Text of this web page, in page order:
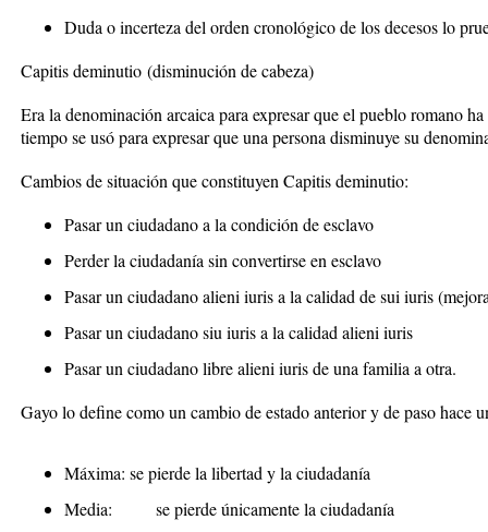
Duda o incerteza del orden cronológico de los decesos lo
Capitis deminutio (disminución de cabeza)
Era la denominación arcaica para expresar que el pueblo romano
tiempo se usó para expresar que una persona disminuye su
Cambios de situación que constituyen Capitis deminutio:
Pasar un ciudadano a la condición de esclavo
Perder la ciudadanía sin convertirse en esclavo
Pasar un ciudadano alieni iuris a la calidad de sui iuris
Pasar un ciudadano siu iuris a la calidad alieni iuris
Pasar un ciudadano libre alieni iuris de una familia a otra.
Gayo lo define como un cambio de estado anterior y de paso hace
Máxima: se pierde la libertad y la ciudadanía
Media: se pierde únicamente la ciudadanía